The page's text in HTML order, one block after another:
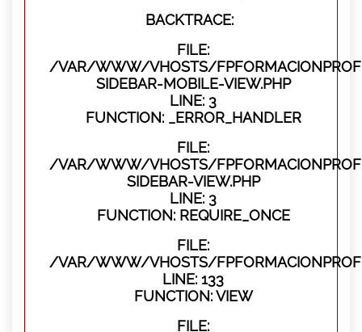
BACKTRACE:
FILE:
/VAR/WWW/VHOSTS/
SIDEBAR-MOBILE-VIEW.PHP
LINE: 3
FUNCTION: _ERROR_HANDLER
FILE:
/VAR/WWW/VHOSTS/
SIDEBAR-VIEW.PHP
LINE: 3
FUNCTION: REQUIRE_ONCE
FILE:
/VAR/WWW/VHOSTS/
LINE: 133
FUNCTION: VIEW
FILE: